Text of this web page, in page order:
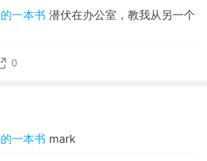
一本书 潜伏在办公室，教我从另一个
0
一本书 mark